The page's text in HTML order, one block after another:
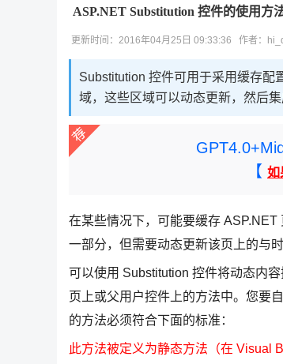
ASP.NET Substitution 控件的使用方
更新时间：2016年04月25日 09:33:36 作者：
Substitution 控件可用于采用缓存配
域，这些区域可以动态更新，然后集
【 如
在某些情况下，可能要缓存
一部分，但需要动态更新该页上的与
可以使用 Substitution 控件将动态内
页上或父用户控件上的方法中。您要
的方法必须符合下面的标准：
此方法被定义为静态方法（在 Visual